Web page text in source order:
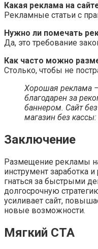
Какая реклама на
Рекламные статьи с
Нужно ли помечать
Да, это требование
Как часто можно
Столько, чтобы не
Хорошая реклама —
благодарен за
баннером. Сайт
магазин без кассы:
Заключение
Размещение рекламы
инструмент заработка
гнаться за быстрыми
долгосрочную
усиливает сайт,
новые возможности.
Мягкий CTA